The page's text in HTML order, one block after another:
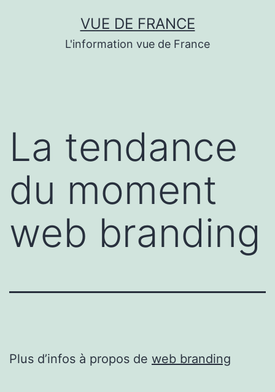
VUE DE FRANCE
L'information vue de France
La tendance
du moment
web branding
Plus d’infos à propos de web branding